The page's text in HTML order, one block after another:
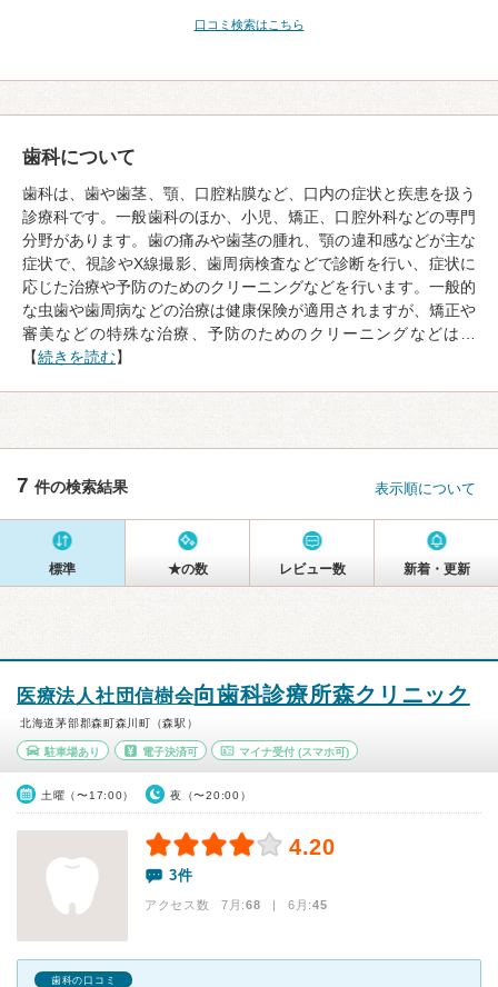
口コミ検索はこちら
歯科について
歯科は、歯や歯茎、顎、口腔粘膜など、口内の症状と疾患を扱う
診療科です。一般歯科のほか、小児、矯正、口腔外科などの専門
分野があります。歯の痛みや歯茎の腫れ、顎の違和感などが主な
症状で、視診やX線撮影、歯周病検査などで診断を行い、症状に
応じた治療や予防のためのクリーニングなどを行います。一般的
な虫歯や歯周病などの治療は健康保険が適用されますが、矯正や
審美などの特殊な治療、予防のためのクリーニングなどは…
【続きを読む】
7 件の検索結果 表示順について
標準 ★の数 レビュー数 新着・更新
医療法人社団信樹会向歯科診療所森クリニック
北海道茅部郡森町森川町（森駅）
駐車場あり 電子決済可 マイナ受付 (スマホ可)
土曜（〜17:00） 夜（〜20:00）
4.20
3件
アクセス数 7月:68 | 6月:45
歯科の口コミ